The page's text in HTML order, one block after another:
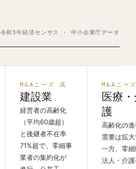
令和3年経済センサス · 中小企業庁データ
M&Aニーズ 高
建設業
経営者の高齢化
（平均60歳超）
と後継者不在率
71%超で、零細事
業者の集約化が
M&Aニー
医療
護
高齢化の
需要は拡
一方、零
法人・介